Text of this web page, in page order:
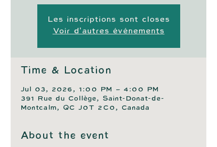
Les inscriptions sont closes
Voir d'autres événements
Time & Location
Jul 03, 2026, 1:00 PM – 4:00 PM
391 Rue du Collège, Saint-Donat-de-
Montcalm, QC J0T 2C0, Canada
About the event